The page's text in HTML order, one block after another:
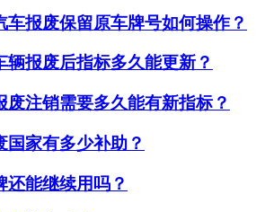
报废保留原车牌号如何操作？
报废后指标多久能更新？
注销需要多久能有新指标？
家有多少补助？
能继续用吗？